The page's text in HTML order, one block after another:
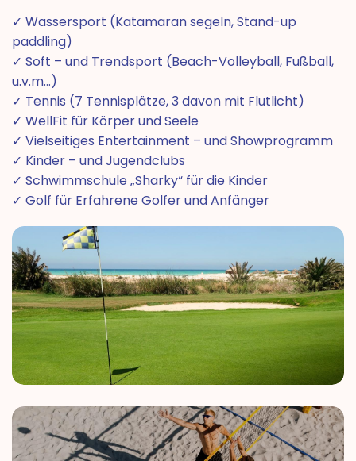
✓ Wassersport (Katamaran segeln, Stand-up
paddling)
✓ Soft – und Trendsport (Beach-Volleyball, Fußball,
u.v.m…)
✓ Tennis (7 Tennisplätze, 3 davon mit Flutlicht)
✓ WellFit für Körper und Seele
✓ Vielseitiges Entertainment – und Showprogramm
✓ Kinder – und Jugendclubs
✓ Schwimmschule „Sharky“ für die Kinder
✓ Golf für Erfahrene Golfer und Anfänger